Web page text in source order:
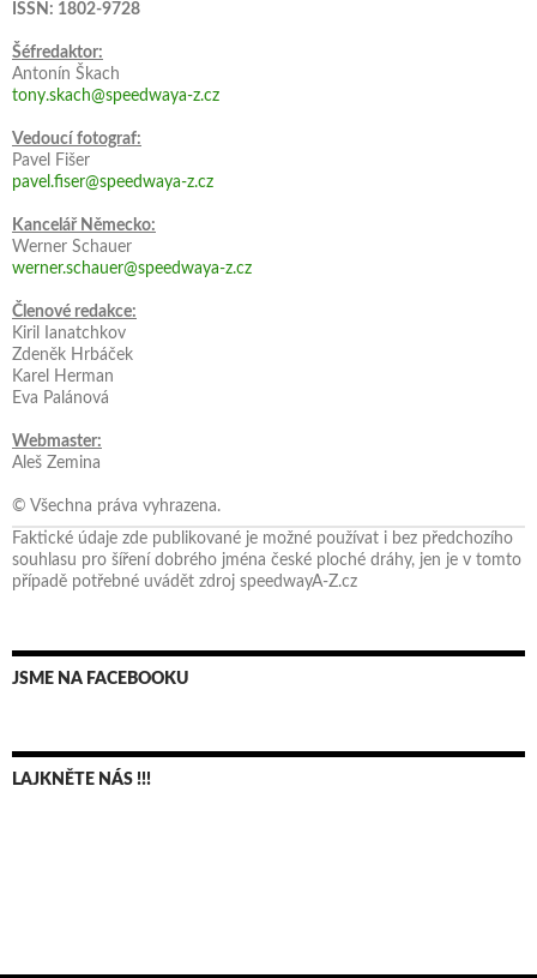
ISSN: 1802-9728
Šéfredaktor:
Antonín Škach
tony.skach@speedwaya-z.cz
Vedoucí fotograf:
Pavel Fišer
pavel.fiser@speedwaya-z.cz
Kancelář Německo:
Werner Schauer
werner.schauer@speedwaya-z.cz
Členové redakce:
Kiril Ianatchkov
Zdeněk Hrbáček
Karel Herman
Eva Palánová
Webmaster:
Aleš Zemina
© Všechna práva vyhrazena.
Faktické údaje zde publikované je možné používat i bez předchozího
souhlasu pro šíření dobrého jména české ploché dráhy, jen je v tomto
případě potřebné uvádět zdroj speedwayA-Z.cz
JSME NA FACEBOOKU
LAJKNĚTE NÁS !!!